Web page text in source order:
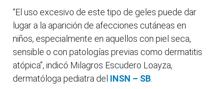
“El uso excesivo de este tipo de geles puede dar
lugar a la aparición de afecciones cutáneas en
niños, especialmente en aquellos con piel seca,
sensible o con patologías previas como dermatitis
atópica”, indicó Milagros Escudero Loayza,
dermatóloga pediatra del INSN – SB